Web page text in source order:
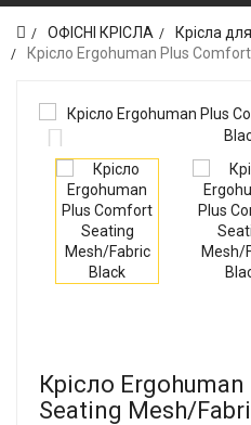
ОФІСНІ КРІСЛА
Крісла
Крісло Ergohuman Plus
Крісло
Seating Mesh/